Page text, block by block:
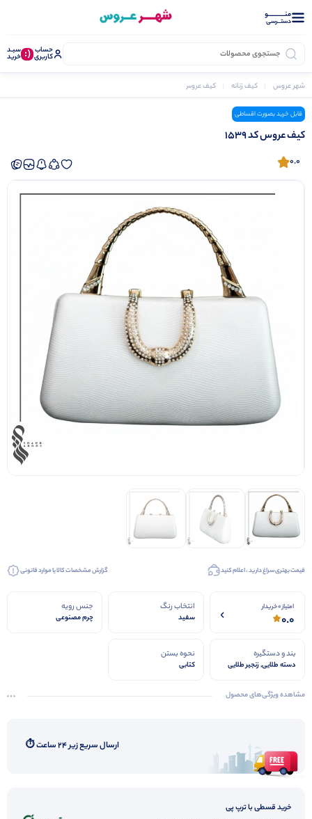
منــــــــــــو
دستــرسی
حساب
کاربری (: سبـد
خرید
کیف عروس کفش عروس کفش مجلسی
شهر عروس کیف زنانه کیف عروس
قابل خرید بصورت اقساطی
کیف عروس کد 1539
0.0
قیمت بهتری سراغ دارید ، اعلام کنید گزارش مشخصات کالا یا موارد قانونی
امتیاز 0 خریدار
0.0
انتخاب رنگ
سفید
جنس رویه
چرم مصنوعی
بند و دستگیره
دسته طلایی, زنجیر طلایی
نحوه بستن
کتابی
مشاهده ویژگی‌های محصول
ارسال سریع زیر ۲۴ ساعت ⏱️
خرید قسطی با ترپ پی